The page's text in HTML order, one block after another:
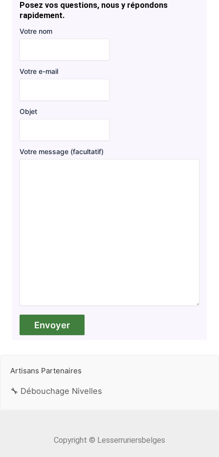
Posez vos questions, nous y répondons
rapidement.
Votre nom
Votre e-mail
Objet
Votre message (facultatif)
Artisans Partenaires
🔧 Débouchage Nivelles
Copyright © Lesserruriersbelges